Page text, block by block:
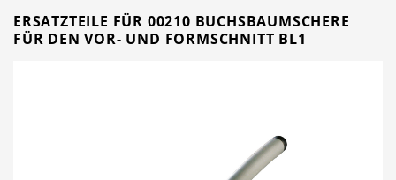
ERSATZTEILE FÜR 00210 BUCHSBAUMSCHERE
FÜR DEN VOR- UND FORMSCHNITT BL1